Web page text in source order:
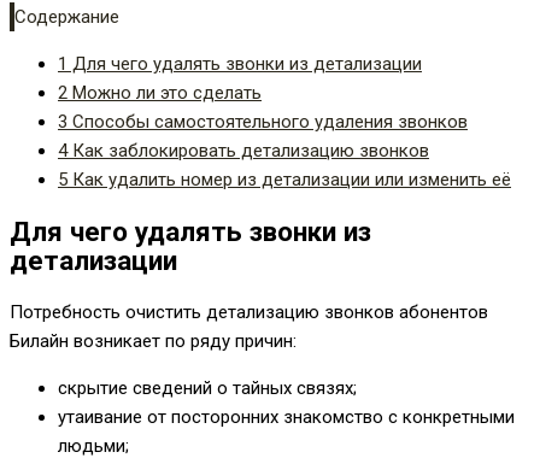
Содержание
1 Для чего удалять звонки из детализации
2 Можно ли это сделать
3 Способы самостоятельного удаления звонков
4Как заблокировать детализацию звонков
5 Как удалить номер из детализации или изменить её
Для чего удалять звонки из
детализации
Потребность очистить детализацию звонков абонентов
Билайн возникает по ряду причин:
скрытие сведений о тайных связях;
утаивание от посторонних знакомство с конкретными
людьми;